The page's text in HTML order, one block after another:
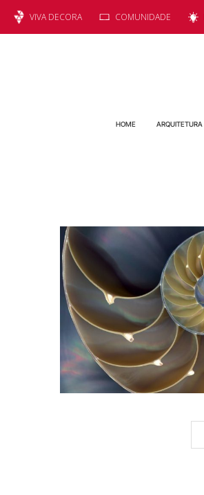
VIVA DECORA COMUNIDADE
HOME ARQUITETURA